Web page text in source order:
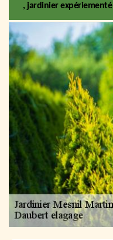
, jardinier expériementé